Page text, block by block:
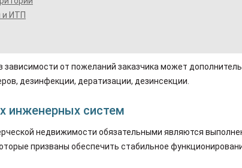
и ИТП
зависимости от пожеланий заказчика может
дезинфекции, дератизации, дезинсекции.
инженерных систем
недвижимости обязательными являются
призваны обеспечить стабильное